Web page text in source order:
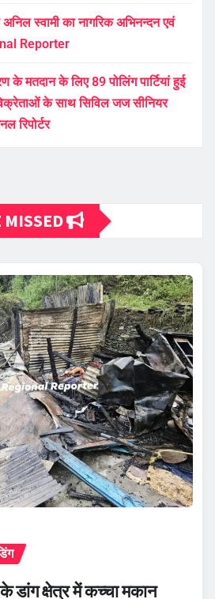
स्वामी का नागरिक अभिनन्दन एवं
Reporter
मतदान के लिए 89 पोलिंग पार्टियां हुई
के साथ सिविल जज सीनियर
रिपोर्टर
MISSED
डांग क्षेत्र में कच्चा मकान